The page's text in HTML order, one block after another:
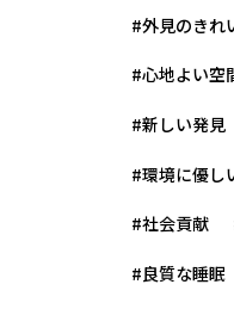
#外見のきれ
#心地よい空
#新しい発見
#環境に優し
#社会貢献
#良質な睡眠